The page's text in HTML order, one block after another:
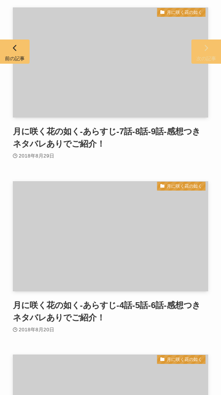
月に咲く花の如く
月に咲く花の如く-あらすじ-7話-8話-9話-感想つき
ネタバレありでご紹介！
2018年8月29日
月に咲く花の如く
月に咲く花の如く-あらすじ-4話-5話-6話-感想つき
ネタバレありでご紹介！
2018年8月20日
月に咲く花の如く
前の記事 次の記事